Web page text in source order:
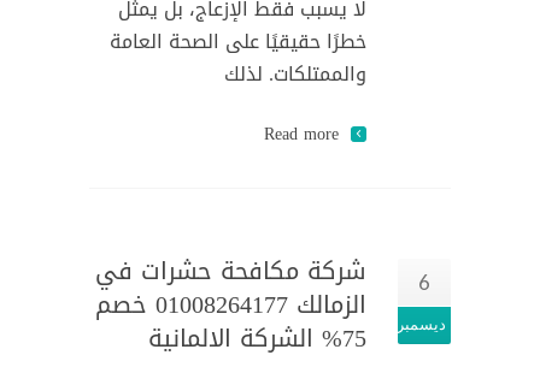
لا يسبب فقط الإزعاج، بل يمثل
خطرًا حقيقيًا على الصحة العامة
والممتلكات. لذلك
Read more
6
ديسمبر
شركة مكافحة حشرات في
الزمالك 01008264177 خصم
75% الشركة الالمانية